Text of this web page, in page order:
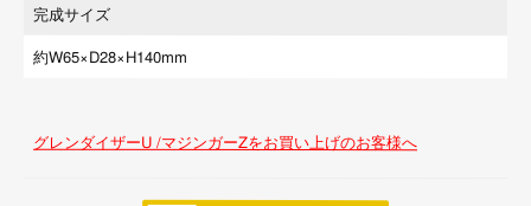
完成サイズ
約W65×D28×H140mm
グレンダイザーU /マジンガーZをお買い上げのお客様へ